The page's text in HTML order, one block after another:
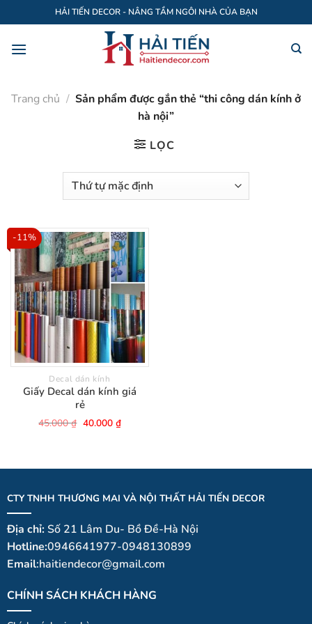
qua
nội
HẢI TIẾN DECOR - NÂNG TẦM NGÔI NHÀ CỦA BẠN
Trang chủ / Sản phẩm được gắn thẻ “thi công dán kính ở
hà nội”
LỌC
-11%
Decal dán kính
Giấy Decal dán kính giá
rẻ
45.000₫ Giá
40.000 ₫Giá
hiện
CTY TNHH THƯƠNG MAI VÀ NỘI THẤT HẢI TIẾN DECOR
Địa chỉ:Số 21 Lâm Du- Bồ Đề-Hà Nội
Hotline:0946641977-0948130899
Email:haitiendecor@gmail.com
CHÍNH SÁCH KHÁCH HÀNG